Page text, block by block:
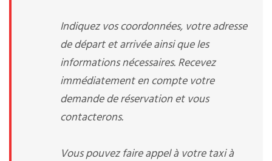
Indiquez vos coordonnées, votre adresse
de départ et arrivée ainsi que les
informations nécessaires. Recevez
immédiatement en compte votre
demande de réservation et vous
contacterons.
Vous pouvez faire appel à votre taxi à